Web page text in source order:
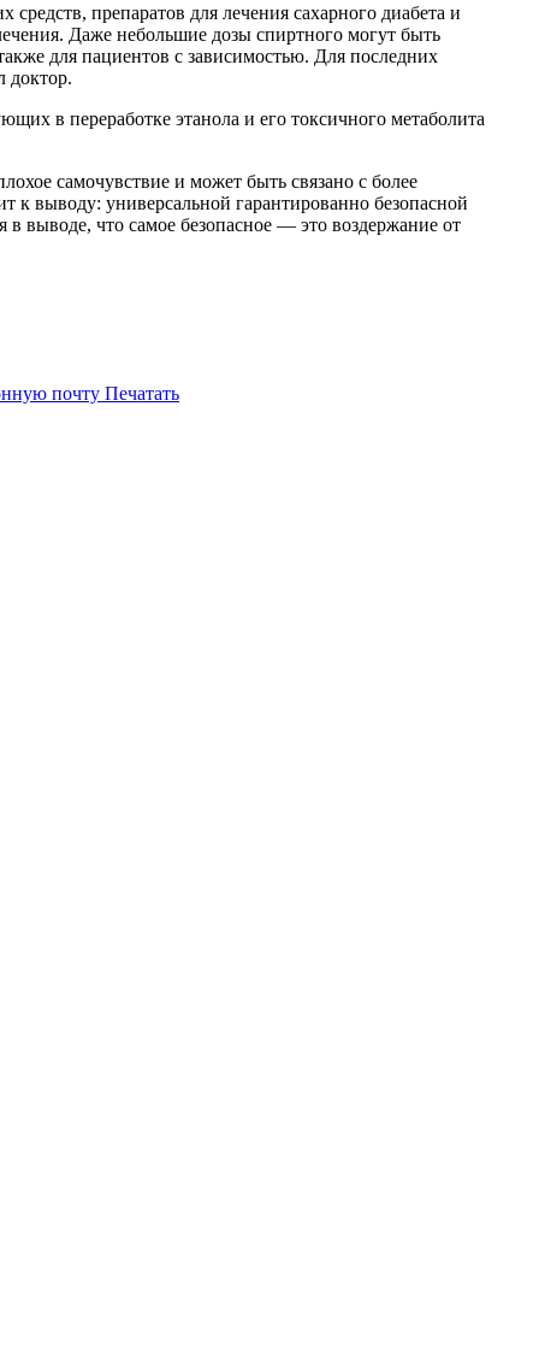
препаратов для лечения сахарного диабета и
Даже небольшие дозы спиртного могут быть
для пациентов с зависимостью. Для последних
доктор.
в переработке этанола и его токсичного метаболита
самочувствие и может быть связано с более
к выводу: универсальной гарантированно безопасной
выводе, что самое безопасное — это воздержание от
почту Печатать